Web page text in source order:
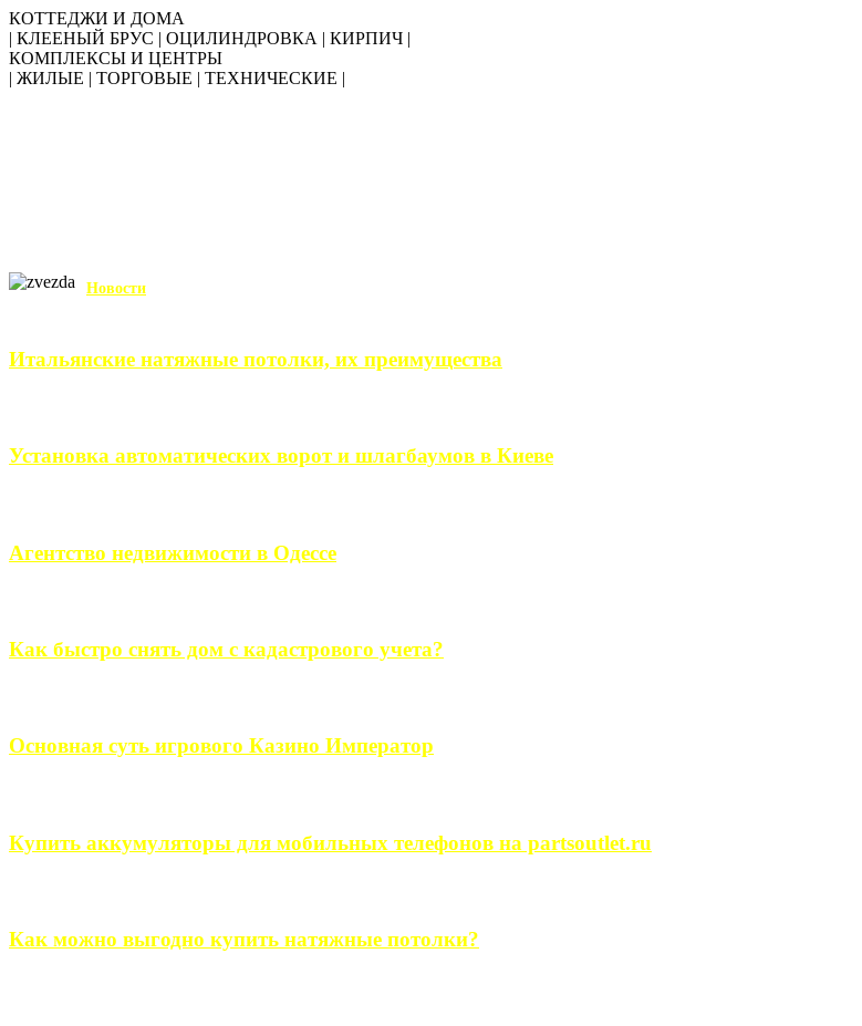
КОТТЕДЖИ И ДОМА
| КЛЕЕНЫЙ БРУС | ОЦИЛИНДРОВКА | КИРПИЧ |
КОМПЛЕКСЫ И ЦЕНТРЫ
| ЖИЛЫЕ | ТОРГОВЫЕ | ТЕХНИЧЕСКИЕ |
Новости
Итальянские натяжные потолки, их преимущества
Установка автоматических ворот и шлагбаумов в Киеве
Агентство недвижимости в Одессе
Как быстро снять дом с кадастрового учета?
Основная суть игрового Казино Император
Купить аккумуляторы для мобильных телефонов на partsoutlet.ru
Как можно выгодно купить натяжные потолки?